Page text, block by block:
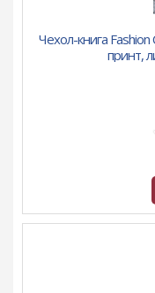
Чехол-книга
принт,